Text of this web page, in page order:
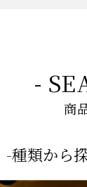
-
商
-種類から